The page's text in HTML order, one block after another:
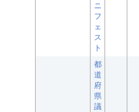
ニ
フ
ェ
ス
ト
都
道
府
県
議